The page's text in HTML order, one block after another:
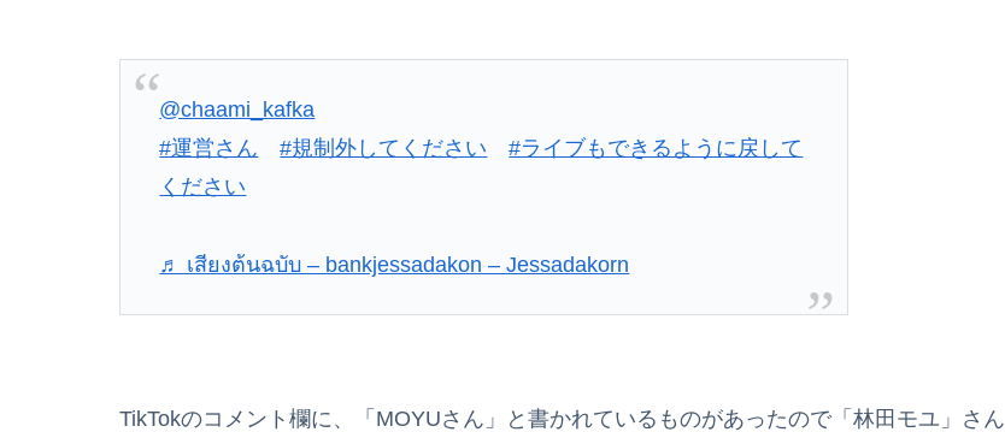
@chaami_kafka
#運営さん
#規制外してください
#ライブもできるように戻して
ください
♬ เสียงต้นฉบับ – bankjessadakon – Jessadakorn
TikTokのコメント欄に、「MOYUさん」と書かれているものがあったので「林田モユ」さん